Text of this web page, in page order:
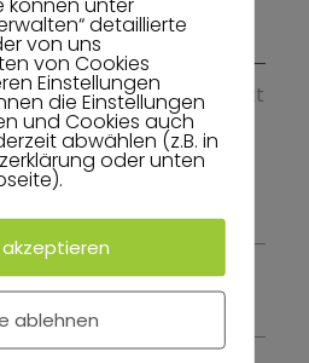
Next
Days
detaillierte
von uns
von Cookies
Einstellungen
die Einstellungen
und Cookies auch
abwählen (z.B. in
oder unten
akzeptieren
ablehnen